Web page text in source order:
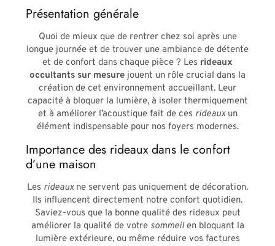
Présentation générale
Quoi de mieux que de rentrer chez soi après une
longue journée et de trouver une ambiance de détente
et de confort dans chaque pièce ? Les rideaux
occultants sur mesure jouent un rôle crucial dans la
création de cet environnement accueillant. Leur
capacité à bloquer la lumière, à isoler thermiquement
et à améliorer l’acoustique fait de ces rideaux un
élément indispensable pour nos foyers modernes.
Importance des rideaux dans le confort
d’une maison
Les rideaux ne servent pas uniquement de décoration.
Ils influencent directement notre confort quotidien.
Saviez-vous que la bonne qualité des rideaux peut
améliorer la qualité de votre sommeilen bloquant la
lumière extérieure, ou même réduire vos factures